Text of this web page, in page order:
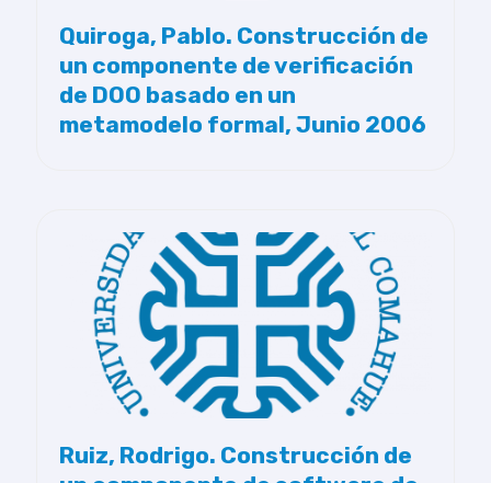
Quiroga, Pablo. Construcción de
un componente de verificación
de DOO basado en un
metamodelo formal, Junio 2006
Ruiz, Rodrigo. Construcción de